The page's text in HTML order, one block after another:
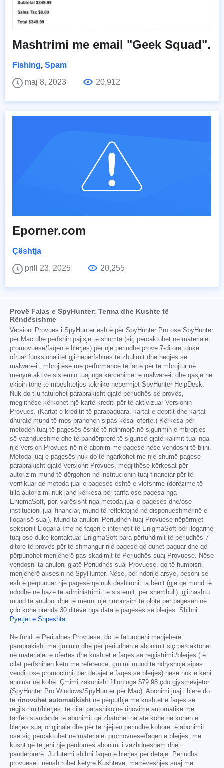
Mashtrimi me email "Geek Squad".
Fishing, Spam
maj 8, 2023
20,912
Eporner.com
Çështja
prill 23, 2025
20,255
Provë Falas e SpyHunter: Terma dhe Kushte të
Rëndësishme
Versioni Provues i SpyHunter është për SpyHunter Pro ose SpyHunter
për Mac dhe përfshin pajisje të shumta (siç përcaktohet në materialet
promovuese/faqen e blerjes) për një periudhë prove 7-ditore, duke
ofruar funksionalitet gjithëpërfshirës të zbulimit dhe heqjes së
malware-it, mbrojtëse me performancë të lartë për të mbrojtur në
mënyrë aktive sistemin tuaj nga kërcënimet e malware-it dhe qasje në
ekipin tonë të mbështetjes teknike nëpërmjet SpyHunter HelpDesk.
Nuk do t'ju faturohet paraprakisht gjatë periudhës së provës,
megjithëse kërkohet një kartë krediti për të aktivizuar Versionin
Provues. (Kartat e kreditit të parapaguara, kartat e debitit dhe kartat
dhuratë mund të mos pranohen sipas kësaj oferte.) Kërkesa për
metodën tuaj të pagesës është të ndihmojë në sigurimin e mbrojtjes
së vazhdueshme dhe të pandërprerë të sigurisë gjatë kalimit tuaj nga
një Version Provues në një abonim me pagesë nëse vendosni të blini.
Metoda juaj e pagesës nuk do të ngarkohet me një shumë pagese
paraprakisht gjatë Versionit Provues, megjithëse kërkesat për
autorizim mund të dërgohen në institucionin tuaj financiar për të
verifikuar që metoda juaj e pagesës është e vlefshme (dorëzime të
tilla autorizimi nuk janë kërkesa për tarifa ose pagesa nga
EnigmaSoft, por, varësisht nga metoda juaj e pagesës dhe/ose
institucioni juaj financiar, mund të reflektojnë në disponueshmërinë e
llogarisë suaj). Mund ta anuloni Periudhën tuaj Provuese nëpërmjet
seksionit Llogaria Ime në faqen e internetit të EnigmaSoft për llogarinë
tuaj ose duke kontaktuar EnigmaSoft para përfundimit të periudhës 7-
ditore të provës për të shmangur një pagesë që duhet paguar dhe që
përpunohet menjëherë pas skadimit të Periudhës suaj Provuese. Nëse
vendosni ta anuloni gjatë Periudhës suaj Provuese, do të humbisni
menjëherë aksesin në SpyHunter. Nëse, për ndonjë arsye, besoni se
është përpunuar një pagesë që nuk dëshironit ta bënit (gjë që mund të
ndodhë në bazë të administrimit të sistemit, për shembull), gjithashtu
mund ta anuloni dhe të merrni një rimbursim të plotë për pagesën në
çdo kohë brenda 30 ditëve nga data e pagesës së blerjes. Shihni
Pyetjet e Shpeshta.
Në fund të Periudhës Provuese, do të faturoheni menjëherë
paraprakisht me çmimin dhe për periudhën e abonimit siç përcaktohet
në materialet e ofertës dhe kushtet e faqes së regjistrimit/blerjes (të
cilat përfshihen këtu me referencë; çmimi mund të ndryshojë sipas
vendit ose promocionit për detajet e faqes së blerjes) nëse nuk e keni
anuluar në kohë. Çmimi zakonisht fillon nga $79.98 çdo gjysmëvjetor
(SpyHunter Pro Windows/SpyHunter për Mac). Abonimi juaj i blerë do
të rinovohet automatikisht në përputhje me kushtet e faqes së
regjistrimit/blerjes, të cilat parashikojnë rinovime automatike me
tarifën standarde të abonimit që zbatohet në atë kohë në kohën e
blerjes suaj origjinale dhe për të njëjtën periudhë kohore të abonimit
ose siç përcaktohet në materialet promovuese/faqen e blerjes, me
kusht që të jeni një përdorues abonimi i vazhdueshëm dhe i
pandërprerë. Ju lutemi shihni faqen e blerjes për detaje. Periudha
provuese i nënshtrohet këtyre Kushteve, marrëveshjes suaj me